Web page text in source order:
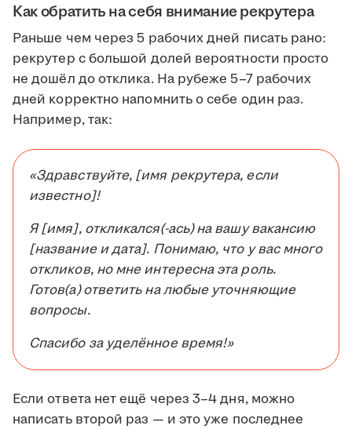
Как обратить на себя внимание рекрутера
Раньше чем через 5 рабочих дней писать рано:
рекрутер с большой долей вероятности просто
не дошёл до отклика. На рубеже 5–7 рабочих
дней корректно напомнить о себе один раз.
Например, так:
«Здравствуйте, [имя рекрутера, если
известно]!
Я [имя], откликался(-ась) на вашу вакансию
[название и дата]. Понимаю, что у вас много
откликов, но мне интересна эта роль.
Готов(а) ответить на любые уточняющие
вопросы.
Спасибо за уделённое время!»
Если ответа нет ещё через 3–4 дня, можно
написать второй раз — и это уже последнее